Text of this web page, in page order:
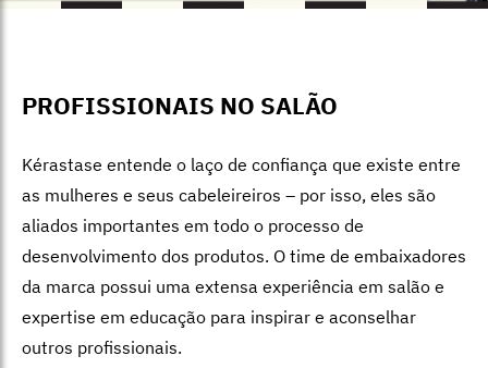
PROFISSIONAIS NO SALÃO
Kérastase entende o laço de confiança que existe entre
as mulheres e seus cabeleireiros – por isso, eles são
aliados importantes em todo o processo de
desenvolvimento dos produtos. O time de embaixadores
da marca possui uma extensa experiência em salão e
expertise em educação para inspirar e aconselhar
outros profissionais.